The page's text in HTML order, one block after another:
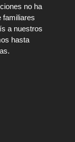
no ha
familiares
a nuestros
hasta